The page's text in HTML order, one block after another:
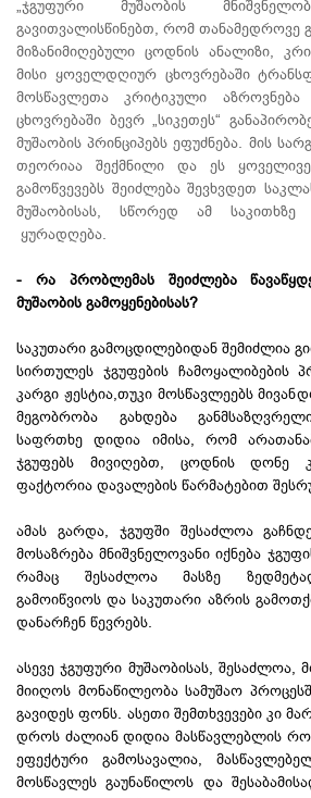
„ჯგუფური მუშაობის
გავითვალისწინებთ, რომ თანამედროვე
მიზანიმიღებული ცოდნის ანალიზი,
მისი ყოველდღიურ ცხოვრებაში
მოსწავლეთა კრიტიკული
ცხოვრებაში ბევრ „სიკეთეს“
მუშაობის პრინციპებს ეფუძნება. მის
თეორიაა შექმნილი და ეს
გამოწვევებს შეიძლება შევხვდეთ
მუშაობისას, სწორედ ამ საკითხზე
ყურადღება.
- რა პრობლემას შეიძლება
მუშაობის გამოყენებისას?
საკუთარი გამოცდილებიდან შემიძლია
სირთულეს ჯგუფების ჩამოყალიბების
კარგი ჟესტია,თუკი მოსწავლეებს
მეგობრობა გახდება
საფრთხე დიდია იმისა, რომ
ჯგუფებს მივიღებთ, ცოდნის დონე
ფაქტორია დავალების წარმატებით
ამას გარდა, ჯგუფში შესაძლოა
მოსაზრება მნიშვნელოვანი იქნება
რამაც შესაძლოა მასზე
გამოიწვიოს და საკუთარი აზრის
დანარჩენ წევრებს.
ასევე ჯგუფური მუშაობისას, შესაძლოა,
მიიღოს მონაწილეობა სამუშაო
გავიდეს ფონს. ასეთი შემთხვევები კი
დროს ძალიან დიდია მასწავლებლის
ეფექტური გამოსავალია,
მოსწავლეს გაუნაწილოს და